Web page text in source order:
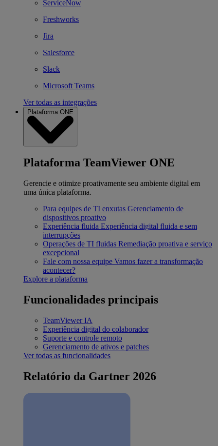
ServiceNow
Freshworks
Jira
Salesforce
Slack
Microsoft Teams
Ver todas as integrações
Plataforma ONE
Plataforma TeamViewer ONE
Gerencie e otimize proativamente seu ambiente digital em
uma única plataforma.
Para equipes de TI enxutas Gerenciamento de
dispositivos proativo
Experiência fluida Experiência digital fluida e sem
interrupções
Operações de TI fluidas Remediação proativa e serviço
excepcional
Fale com nossa equipe Vamos fazer a transformação
acontecer?
Explore a plataforma
Funcionalidades principais
TeamViewer IA
Experiência digital do colaborador
Suporte e controle remoto
Gerenciamento de ativos e patches
Ver todas as funcionalidades
Relatório da Gartner 2026